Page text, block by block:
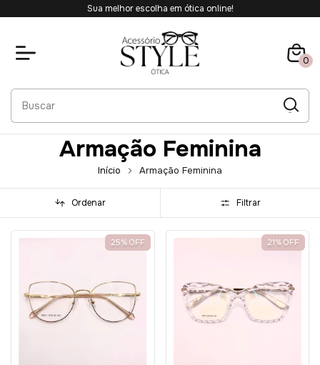
Sua melhor escolha em ótica online!
0
Armação Feminina
Início Armação Feminina
Ordenar Filtrar
25% OFF 21% OFF